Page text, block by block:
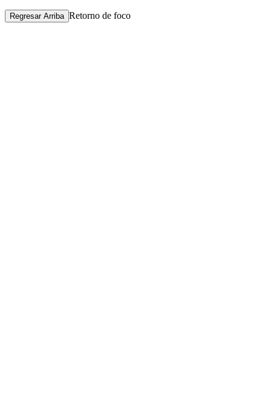
Regresar Arriba Retorno de foco